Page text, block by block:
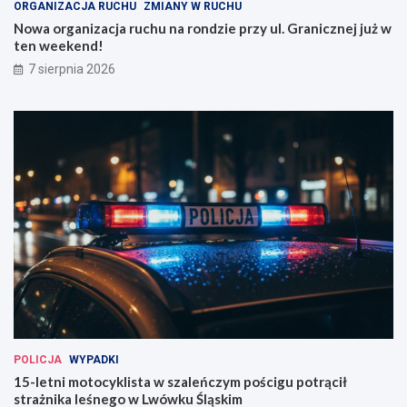
a
r
o
n
d
i
z
y
u
l
.
G
r
a
i
c
n
s
z
a
l
e
c
p
o
ś
c
i
g
u
p
t
r
c
ORGANIZACJA RUCHU ZMIANY W RUCHU
Nowa organizacja ruchu na rondzie przy ul. Granicznej już w
ten weekend!
7 sierpnia 2026
POLICJA WYPADKI
15-letni motocyklista w szaleńczym pościgu potrącił
strażnika leśnego w Lwówku Śląskim